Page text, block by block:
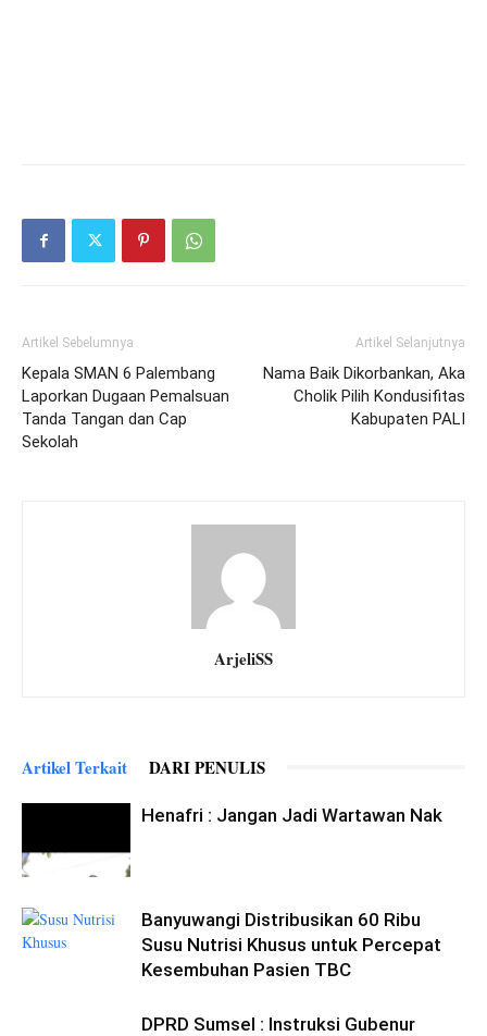
Artikel Sebelumnya
Kepala SMAN 6 Palembang
Laporkan Dugaan Pemalsuan
Tanda Tangan dan Cap
Sekolah
Artikel Selanjutnya
Nama Baik Dikorbankan, Aka
Cholik Pilih Kondusifitas
Kabupaten PALI
ArjeliSS
Artikel Terkait DARI PENULIS
Henafri : Jangan Jadi Wartawan Nak
Banyuwangi Distribusikan 60 Ribu
Susu Nutrisi Khusus untuk Percepat
Kesembuhan Pasien TBC
DPRD Sumsel : Instruksi Gubenur